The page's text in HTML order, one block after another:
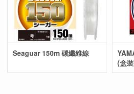
Seaguar 150m 碳纖維線
(盒